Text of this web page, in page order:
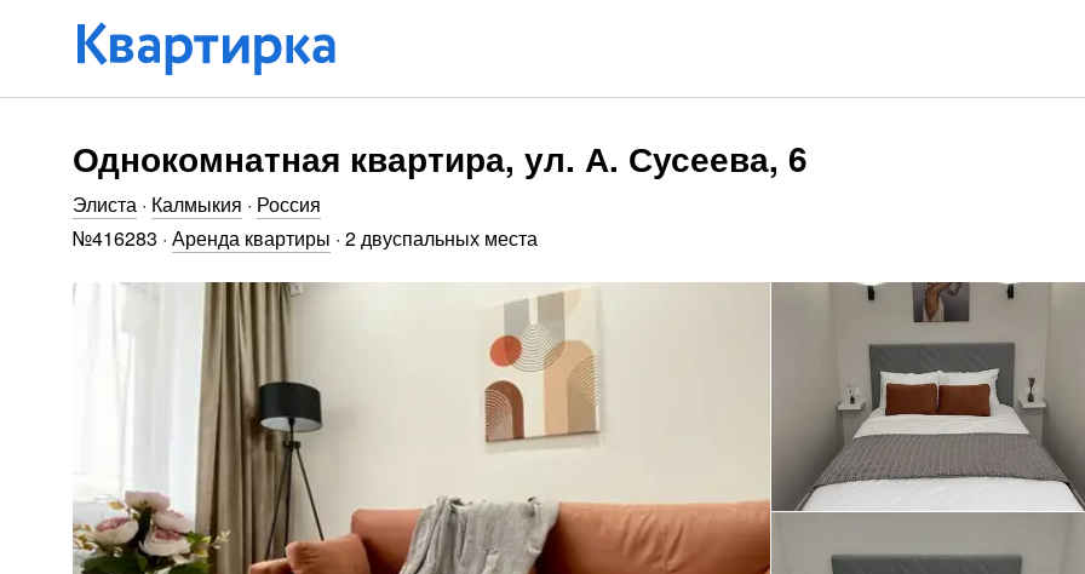
Однокомнатная квартира, ул. А. Сусеева, 6
Элиста · Калмыкия · Россия
№416283 · Аренда квартиры · 2 двуспальных места